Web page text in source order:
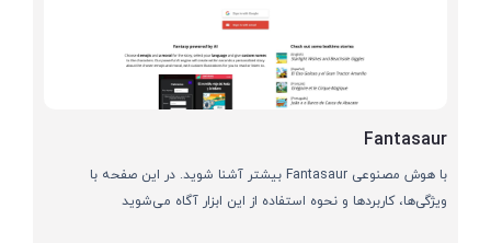
Fantasaur
با هوش مصنوعی Fantasaur بیشتر آشنا شوید. در این صفحه با
ویژگی‌ها، کاربردها و نحوه استفاده از این ابزار آگاه می‌شوید